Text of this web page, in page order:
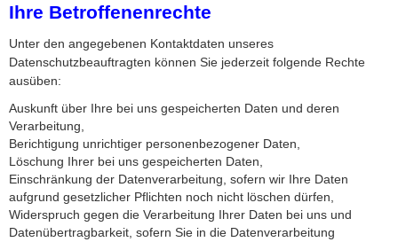
Ihre Betroffenenrechte
Unter den angegebenen Kontaktdaten unseres
Datenschutzbeauftragten können Sie jederzeit folgende Rechte
ausüben:
Auskunft über Ihre bei uns gespeicherten Daten und deren
Verarbeitung,
Berichtigung unrichtiger personenbezogener Daten,
Löschung Ihrer bei uns gespeicherten Daten,
Einschränkung der Datenverarbeitung, sofern wir Ihre Daten
aufgrund gesetzlicher Pflichten noch nicht löschen dürfen,
Widerspruch gegen die Verarbeitung Ihrer Daten bei uns und
Datenübertragbarkeit, sofern Sie in die Datenverarbeitung